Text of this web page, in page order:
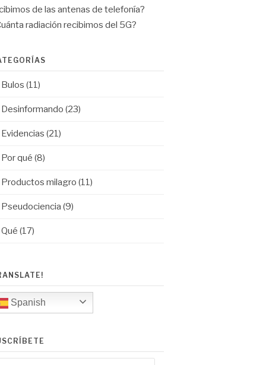
de las antenas de telefonía?
radiación recibimos del 5G?
Bulos (11)
Desinformando (23)
Evidencias (21)
Por qué (8)
Productos milagro (11)
Pseudociencia (9)
Qué (17)
Spanish